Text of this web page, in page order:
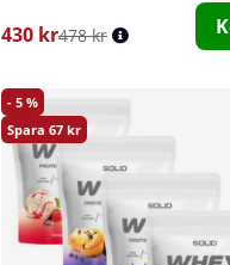
430 kr478 kr
5
67